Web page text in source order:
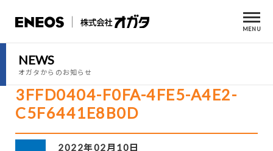
MENU
NEWS
オガタからのお知らせ
3FFD0404-F0FA-4FE5-A4E2-
C5F6441E8B0D
2022年02月10日